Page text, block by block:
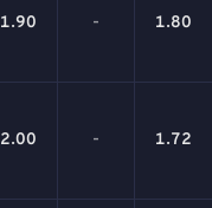
1.90 - 1.80
2.00 - 1.72